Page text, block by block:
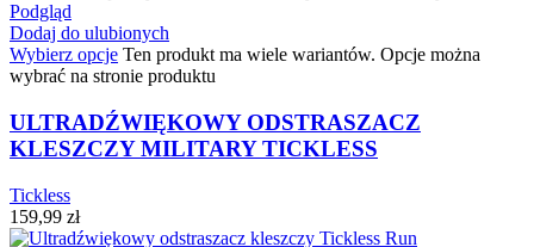
Podgląd
Dodaj do ulubionych
Wybierz opcje Ten produkt ma wiele wariantów. Opcje można
wybrać na stronie produktu
ULTRADŹWIĘKOWY ODSTRASZACZ
KLESZCZY MILITARY TICKLESS
Tickless
159,99 zł